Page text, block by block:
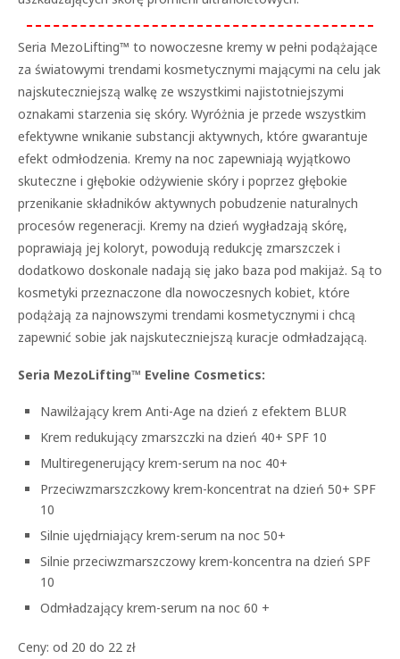
Seria MezoLifting™ to nowoczesne kremy w pełni podążające
za światowymi trendami kosmetycznymi mającymi na celu jak
najskuteczniejszą walkę ze wszystkimi najistotniejszymi
oznakami starzenia się skóry. Wyróżnia je przede wszystkim
efektywne wnikanie substancji aktywnych, które gwarantuje
efekt odmłodzenia. Kremy na noc zapewniają wyjątkowo
skuteczne i głębokie odżywienie skóry i poprzez głębokie
przenikanie składników aktywnych pobudzenie naturalnych
procesów regeneracji. Kremy na dzień wygładzają skórę,
poprawiają jej koloryt, powodują redukcję zmarszczek i
dodatkowo doskonale nadają się jako baza pod makijaż. Są to
kosmetyki przeznaczone dla nowoczesnych kobiet, które
podążają za najnowszymi trendami kosmetycznymi i chcą
zapewnić sobie jak najskuteczniejszą kuracje odmładzającą.
Seria MezoLifting™ Eveline Cosmetics:
Nawilżający krem Anti-Age na dzień z efektem BLUR
Krem redukujący zmarszczki na dzień 40+ SPF 10
Multiregenerujący krem-serum na noc 40+
Przeciwzmarszczkowy krem-koncentrat na dzień 50+ SPF
10
Silnie ujędrniający krem-serum na noc 50+
Silnie przeciwzmarszczowy krem-koncentra na dzień SPF
10
Odmładzający krem-serum na noc 60 +
Ceny: od 20 do 22 zł